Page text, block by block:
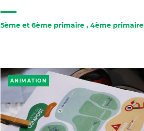
5ème et 6ème primaire , 4ème primaire
ANIMATION